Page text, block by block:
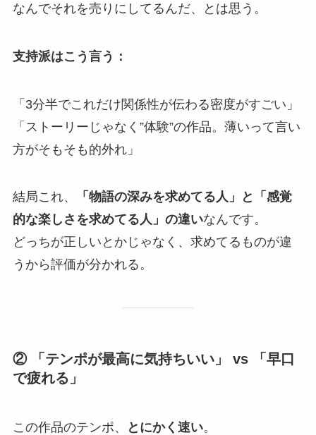
なんでそれを売りにしてるんだ、とは思う。
支持派はこう言う：
「3分半でこれだけ関係性が伝わる密度がすごい」
「ストーリーじゃなく”体験”の作品。薄いって言い
方がそもそも的外れ」
結局これ、
「物語の深みを求めてる人」と「感覚
的な楽しさを求めてる人」の違いなんです。
どっちが正しいとかじゃなく、求めてるものが違
うから評価が分かれる。
② 「テンポが最高に気持ちいい」 vs 「早口
で疲れる」
この作品のテンポ、 とにかく速い。